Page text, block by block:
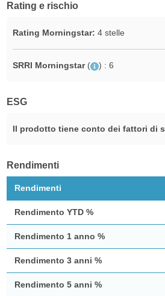
Rating e rischio
Rating Morningstar: 4 stelle
SRRI Morningstar ( ) : 6
ESG
Il prodotto tiene conto dei fattori di
Rendimenti
Rendimenti
Rendimento YTD %
Rendimento 1 anno %
Rendimento 3 anni %
Rendimento 5 anni %